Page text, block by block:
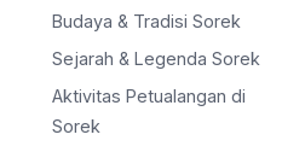
Budaya & Tradisi Sorek
Sejarah & Legenda Sorek
Aktivitas Petualangan di
Sorek